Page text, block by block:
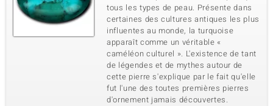
tous les types de peau. Présente dans
certaines des cultures antiques les plus
influentes au monde, la turquoise
apparaît comme un véritable «
caméléon culturel ». L'existence de tant
de légendes et de mythes autour de
cette pierre s'explique par le fait qu'elle
fut l'une des toutes premières pierres
d'ornement jamais découvertes.